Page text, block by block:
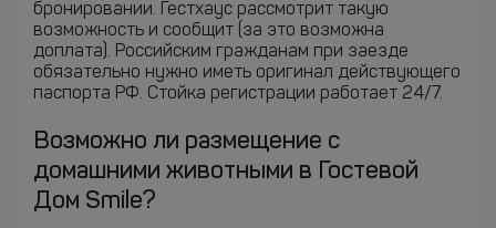
бронировании. Гестхаус рассмотрит такую
возможность и сообщит (за это возможна
доплата). Российским гражданам при заезде
обязательно нужно иметь оригинал действующего
паспорта РФ. Стойка регистрации работает 24/7.
Возможно ли размещение с
домашними животными в Гостевой
Дом Smile?